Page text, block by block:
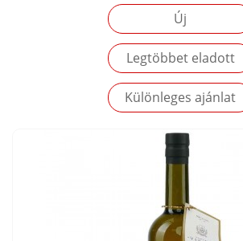
Új
Legtöbbet eladott
Különleges ajánlat